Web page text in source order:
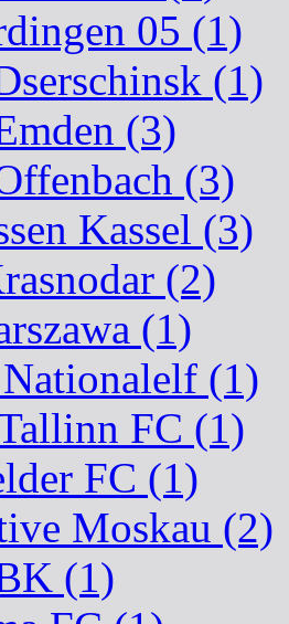
05 (1)
(1)
(3)
(3)
Kassel (3)
(2)
(1)
(1)
FC (1)
FC (1)
Moskau (2)
(1)